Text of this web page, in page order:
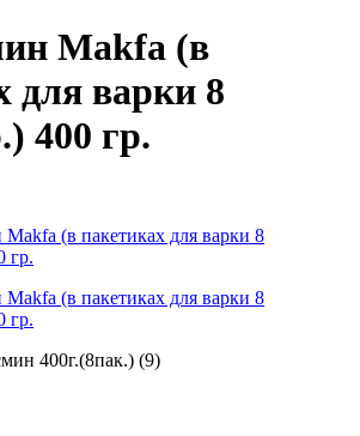
Makfa (в
для варки 8
400 гр.
400г.(8пак.) (9)